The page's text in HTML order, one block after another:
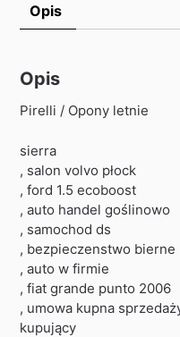
Opis
Opis
Pirelli / Opony letnie
sierra
, salon volvo płock
, ford 1.5 ecoboost
, auto handel goślinowo
, samochod ds
, bezpieczenstwo bierne
, auto w firmie
, fiat grande punto 2006
, umowa kupna
kupujący